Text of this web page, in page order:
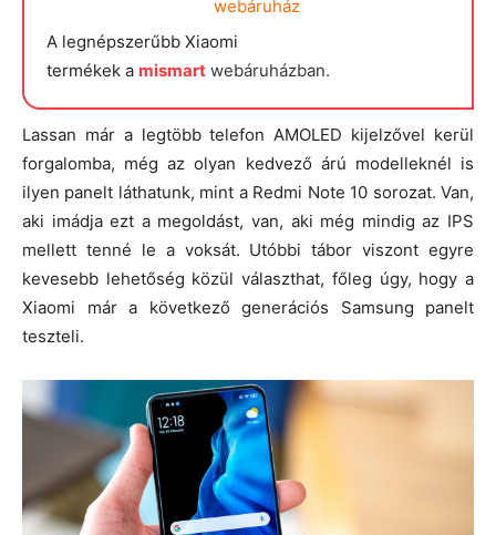
A legnépszerűbb Xiaomi
termékek a mismart webáruházban.
Lassan már a legtöbb telefon AMOLED kijelzővel kerül
forgalomba, még az olyan kedvező árú modelleknél is
ilyen panelt láthatunk, mint a Redmi Note 10 sorozat. Van,
aki imádja ezt a megoldást, van, aki még mindig az IPS
mellett tenné le a voksát. Utóbbi tábor viszont egyre
kevesebb lehetőség közül választhat, főleg úgy, hogy a
Xiaomi már a következő generációs Samsung panelt
teszteli.